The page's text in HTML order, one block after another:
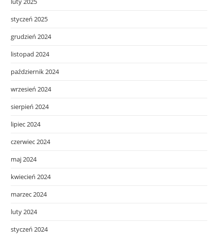
styczeń 2025
grudzień 2024
listopad 2024
październik 2024
wrzesień 2024
sierpień 2024
lipiec 2024
czerwiec 2024
maj 2024
kwiecień 2024
marzec 2024
luty 2024
styczeń 2024